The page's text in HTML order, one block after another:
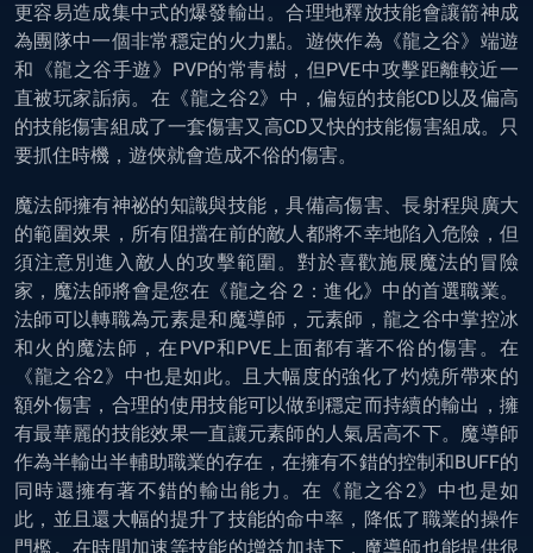
更容易造成集中式的爆發輸出。合理地釋放技能會讓箭神成
為團隊中一個非常穩定的火力點。遊俠作為《龍之谷》端遊
和《龍之谷手遊》PVP的常青樹，但PVE中攻擊距離較近一
直被玩家詬病。在《龍之谷2》中，偏短的技能CD以及偏高
的技能傷害組成了一套傷害又高CD又快的技能傷害組成。只
要抓住時機，遊俠就會造成不俗的傷害。
魔法師擁有神祕的知識與技能，具備高傷害、長射程與廣大
的範圍效果，所有阻擋在前的敵人都將不幸地陷入危險，但
須注意別進入敵人的攻擊範圍。對於喜歡施展魔法的冒險
家，魔法師將會是您在《龍之谷 2：進化》中的首選職業。
法師可以轉職為元素是和魔導師，元素師，龍之谷中掌控冰
和火的魔法師，在PVP和PVE上面都有著不俗的傷害。在
《龍之谷2》中也是如此。且大幅度的強化了灼燒所帶來的
額外傷害，合理的使用技能可以做到穩定而持續的輸出，擁
有最華麗的技能效果一直讓元素師的人氣居高不下。魔導師
作為半輸出半輔助職業的存在，在擁有不錯的控制和BUFF的
同時還擁有著不錯的輸出能力。在《龍之谷2》中也是如
此，並且還大幅的提升了技能的命中率，降低了職業的操作
門檻。在時間加速等技能的增益加持下，魔導師也能提供很